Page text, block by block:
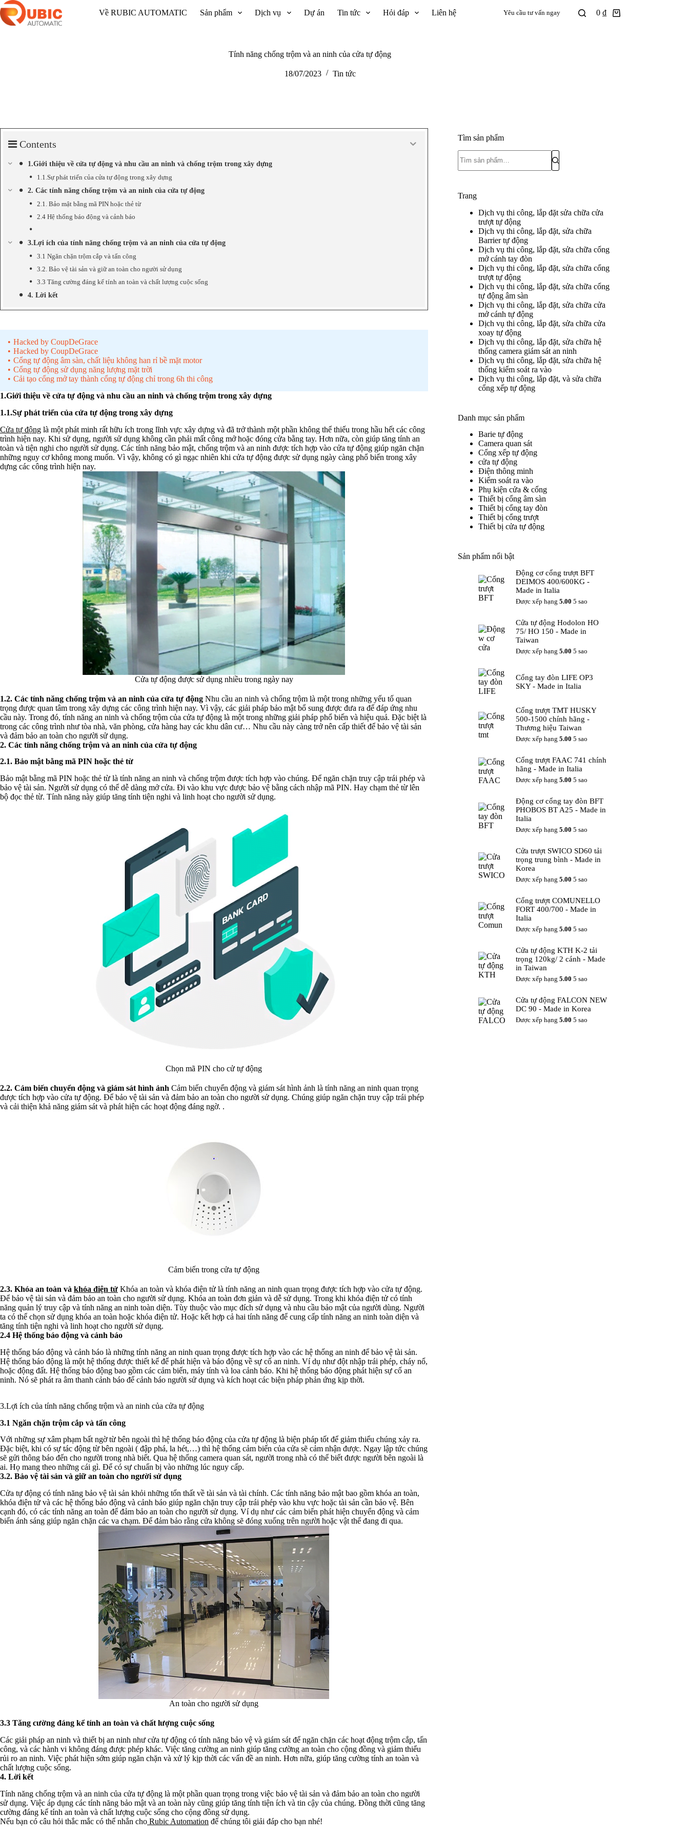
Về RUBIC AUTOMATIC Sản phẩm Dịch vụ Dự án Tin tức Hỏi đáp Liên hệ Yêu cầu tư vấn ngay 0₫
Tính năng chống trộm và an ninh của cửa tự động
18/07/2023 Tin tức
Contents
1.Giới thiệu về cửa tự động và nhu cầu an ninh và chống trộm trong xây dựng
1.1.Sự phát triển của cửa tự động trong xây dựng
2. Các tính năng chống trộm và an ninh của cửa tự động
2.1. Bảo mật bằng mã PIN hoặc thẻ từ
2.4 Hệ thống báo động và cảnh báo
3.Lợi ích của tính năng chống trộm và an ninh của cửa tự động
3.1 Ngăn chặn trộm cắp và tấn công
3.2. Bảo vệ tài sản và giữ an toàn cho người sử dụng
3.3 Tăng cường đáng kể tính an toàn và chất lượng cuộc sống
4. Lời kết
Hacked by CoupDeGrace
Hacked by CoupDeGrace
Cổng tự động âm sàn, chất liệu không han rỉ bề mặt motor
Cổng tự động sử dụng năng lượng mặt trời
Cải tạo cổng mở tay thành cổng tự động chỉ trong 6h thi công
1.Giới thiệu về cửa tự động và nhu cầu an ninh và chống trộm trong xây dựng
1.1.Sự phát triển của cửa tự động trong xây dựng
Cửa tự động là một phát minh rất hữu ích trong lĩnh vực xây dựng và đã trở thành một phần không thể thiếu trong hầu hết các công
trình hiện nay. Khi sử dụng, người sử dụng không cần phải mất công mở hoặc đóng cửa bằng tay. Hơn nữa, còn giúp tăng tính an
toàn và tiện nghi cho người sử dụng. Các tính năng bảo mật, chống trộm và an ninh được tích hợp vào cửa tự động giúp ngăn chặn
những nguy cơ không mong muốn. Vì vậy, không có gì ngạc nhiên khi cửa tự động được sử dụng ngày càng phổ biến trong xây
dựng các công trình hiện nay.
Cửa tự động được sử dụng nhiều trong ngày nay
1.2. Các tính năng chống trộm và an ninh của cửa tự động Nhu cầu an ninh và chống trộm là một trong những yếu tố quan
trọng được quan tâm trong xây dựng các công trình hiện nay. Vì vậy, các giải pháp bảo mật bổ sung được đưa ra để đáp ứng nhu
cầu này. Trong đó, tính năng an ninh và chống trộm của cửa tự động là một trong những giải pháp phổ biến và hiệu quả. Đặc biệt là
trong các công trình như tòa nhà, văn phòng, cửa hàng hay các khu dân cư… Nhu cầu này càng trở nên cấp thiết để bảo vệ tài sản
và đảm bảo an toàn cho người sử dụng.
2. Các tính năng chống trộm và an ninh của cửa tự động
2.1. Bảo mật bằng mã PIN hoặc thẻ từ
Bảo mật bằng mã PIN hoặc thẻ từ là tính năng an ninh và chống trộm được tích hợp vào chúng. Để ngăn chặn truy cập trái phép và
bảo vệ tài sản. Người sử dụng có thể dễ dàng mở cửa. Đi vào khu vực được bảo vệ bằng cách nhập mã PIN. Hay chạm thẻ từ lên
bộ đọc thẻ từ. Tính năng này giúp tăng tính tiện nghi và linh hoạt cho người sử dụng.
Chọn mã PIN cho cử tự động
2.2. Cảm biến chuyển động và giám sát hình ảnh Cảm biến chuyển động và giám sát hình ảnh là tính năng an ninh quan trọng
được tích hợp vào cửa tự động. Để bảo vệ tài sản và đảm bảo an toàn cho người sử dụng. Chúng giúp ngăn chặn truy cập trái phép
và cải thiện khả năng giám sát và phát hiện các hoạt động đáng ngờ. .
Cảm biến trong cửa tự động
2.3. Khóa an toàn và khóa điện tử Khóa an toàn và khóa điện tử là tính năng an ninh quan trọng được tích hợp vào cửa tự động.
Để bảo vệ tài sản và đảm bảo an toàn cho người sử dụng. Khóa an toàn đơn giản và dễ sử dụng. Trong khi khóa điện tử có tính
năng quản lý truy cập và tính năng an ninh toàn diện. Tùy thuộc vào mục đích sử dụng và nhu cầu bảo mật của người dùng. Người
ta có thể chọn sử dụng khóa an toàn hoặc khóa điện tử. Hoặc kết hợp cả hai tính năng để cung cấp tính năng an ninh toàn diện và
tăng tính tiện nghi và linh hoạt cho người sử dụng.
2.4 Hệ thống báo động và cảnh báo
Hệ thống báo động và cảnh báo là những tính năng an ninh quan trọng được tích hợp vào các hệ thống an ninh để bảo vệ tài sản.
Hệ thống báo động là một hệ thống được thiết kế để phát hiện và báo động về sự cố an ninh. Ví dụ như đột nhập trái phép, cháy nổ,
hoặc động đất. Hệ thống báo động bao gồm các cảm biến, máy tính và loa cảnh báo. Khi hệ thống báo động phát hiện sự cố an
ninh. Nó sẽ phát ra âm thanh cảnh báo để cảnh báo người sử dụng và kích hoạt các biện pháp phản ứng kịp thời.
3.Lợi ích của tính năng chống trộm và an ninh của cửa tự động
3.1 Ngăn chặn trộm cắp và tấn công
Với những sự xâm phạm bất ngờ từ bên ngoài thì hệ thống báo động của cửa tự động là biện pháp tốt để giảm thiểu chúng xảy ra.
Đặc biệt, khi có sự tác động từ bên ngoài ( đập phá, la hét,…) thì hệ thống cảm biến của cửa sẽ cảm nhận được. Ngay lập tức chúng
sẽ gửi thông báo đến cho người trong nhà biết. Qua hệ thống camera quan sát, người trong nhà có thể biết được người bên ngoài là
ai. Họ mang theo những cái gì. Để có sự chuẩn bị vào những lúc nguy cấp.
3.2. Bảo vệ tài sản và giữ an toàn cho người sử dụng
Cửa tự động có tính năng bảo vệ tài sản khỏi những tổn thất về tài sản và tài chính. Các tính năng bảo mật bao gồm khóa an toàn,
khóa điện tử và các hệ thống báo động và cảnh báo giúp ngăn chặn truy cập trái phép vào khu vực hoặc tài sản cần bảo vệ. Bên
cạnh đó, có các tính năng an toàn để đảm bảo an toàn cho người sử dụng. Ví dụ như các cảm biến phát hiện chuyển động và cảm
biến ánh sáng giúp ngăn chặn các va chạm. Để đảm bảo rằng cửa không sẽ đóng xuống trên người hoặc vật thể đang đi qua.
An toàn cho người sử dụng
3.3 Tăng cường đáng kể tính an toàn và chất lượng cuộc sống
Các giải pháp an ninh và thiết bị an ninh như cửa tự động có tính năng bảo vệ và giám sát để ngăn chặn các hoạt động trộm cắp, tấn
công, và các hành vi không đáng được phép khác. Việc tăng cường an ninh giúp tăng cường an toàn cho cộng đồng và giảm thiểu
rủi ro an ninh. Việc phát hiện sớm giúp ngăn chặn và xử lý kịp thời các vấn đề an ninh. Hơn nữa, giúp tăng cường tính an toàn và
chất lượng cuộc sống.
4. Lời kết
Tính năng chống trộm và an ninh của cửa tự động là một phần quan trọng trong việc bảo vệ tài sản và đảm bảo an toàn cho người
sử dụng. Việc áp dụng các tính năng bảo mật và an toàn này cũng giúp tăng tính tiện ích và tin cậy của chúng. Đồng thời cũng tăng
cường đáng kể tính an toàn và chất lượng cuộc sống cho cộng đồng sử dụng.
Nếu bạn có câu hỏi thắc mắc có thể nhắn cho Rubic Automation để chúng tôi giải đáp cho bạn nhé!
Tìm sản phẩm
Trang
Dịch vụ thi công, lắp đặt sửa chữa cửa
trượt tự động
Dịch vụ thi công, lắp đặt, sửa chữa
Barrier tự động
Dịch vụ thi công, lắp đặt, sửa chữa cổng
mở cánh tay đòn
Dịch vụ thi công, lắp đặt, sửa chữa cổng
trượt tự động
Dịch vụ thi công, lắp đặt, sửa chữa cổng
tự động âm sàn
Dịch vụ thi công, lắp đặt, sửa chữa cửa
mở cánh tự động
Dịch vụ thi công, lắp đặt, sửa chữa cửa
xoay tự động
Dịch vụ thi công, lắp đặt, sửa chữa hệ
thống camera giám sát an ninh
Dịch vụ thi công, lắp đặt, sửa chữa hệ
thống kiểm soát ra vào
Dịch vụ thi công, lắp đặt, và sửa chữa
cổng xếp tự động
Danh mục sản phẩm
Barie tự động
Camera quan sát
Cổng xếp tự động
cửa tự động
Điện thông minh
Kiểm soát ra vào
Phụ kiện cửa & cổng
Thiết bị cổng âm sàn
Thiết bị cổng tay đòn
Thiết bị cổng trượt
Thiết bị cửa tự động
Sản phẩm nổi bật
Động cơ cổng trượt BFT
DEIMOS 400/600KG -
Made in Italia
Được xếp hạng5.00 5 sao
Cửa tự động Hodolon HO
75/ HO 150 - Made in
Taiwan
Được xếp hạng5.00 5 sao
Cổng tay đòn LIFE OP3
SKY - Made in Italia
Cổng trượt TMT HUSKY
500-1500 chính hãng -
Thương hiệu Taiwan
Được xếp hạng5.00 5 sao
Cổng trượt FAAC 741 chính
hãng - Made in Italia
Được xếp hạng5.00 5 sao
Động cơ cổng tay đòn BFT
PHOBOS BT A25 - Made in
Italia
Được xếp hạng5.00 5 sao
Cửa trượt SWICO SD60 tải
trọng trung bình - Made in
Korea
Được xếp hạng5.00 5 sao
Cổng trượt COMUNELLO
FORT 400/700 - Made in
Italia
Được xếp hạng5.00 5 sao
Cửa tự động KTH K-2 tải
trọng 120kg/ 2 cánh - Made
in Taiwan
Được xếp hạng5.00 5 sao
Cửa tự động FALCON NEW
DC 90 - Made in Korea
Được xếp hạng5.00 5 sao